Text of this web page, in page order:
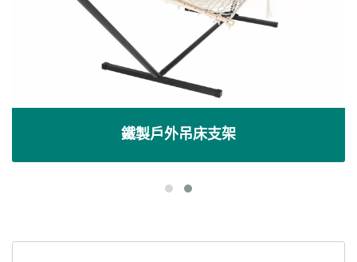
鐵製戶外吊床支架